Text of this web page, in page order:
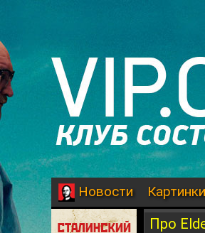
Новости Картинки
Про